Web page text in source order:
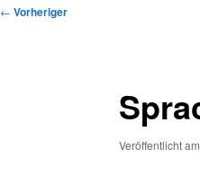
Beitragsnavigation
← Vorheriger
Veröffentlicht am